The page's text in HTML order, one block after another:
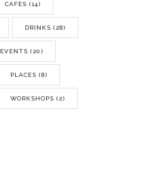
CAFES (14)
DRINKS (28)
EVENTS (20)
PLACES (8)
WORKSHOPS (2)